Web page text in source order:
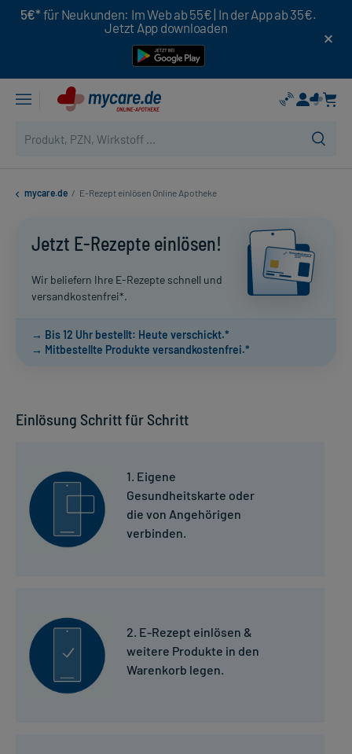
5€* für Neukunden: Im Web ab 55€ | In der App ab 35€.
Jetzt App downloaden
mycare.de / E-Rezept einlösen Online Apotheke
Jetzt E-Rezepte einlösen!
Wir beliefern Ihre E-Rezepte schnell und
versandkostenfrei*.
→ Bis 12 Uhr bestellt: Heute verschickt.*
→ Mitbestellte Produkte versandkostenfrei.*
Einlösung Schritt für Schritt
1. Eigene
Gesundheitskarte oder
die von Angehörigen
verbinden.
2. E-Rezept einlösen &
weitere Produkte in den
Warenkorb legen.